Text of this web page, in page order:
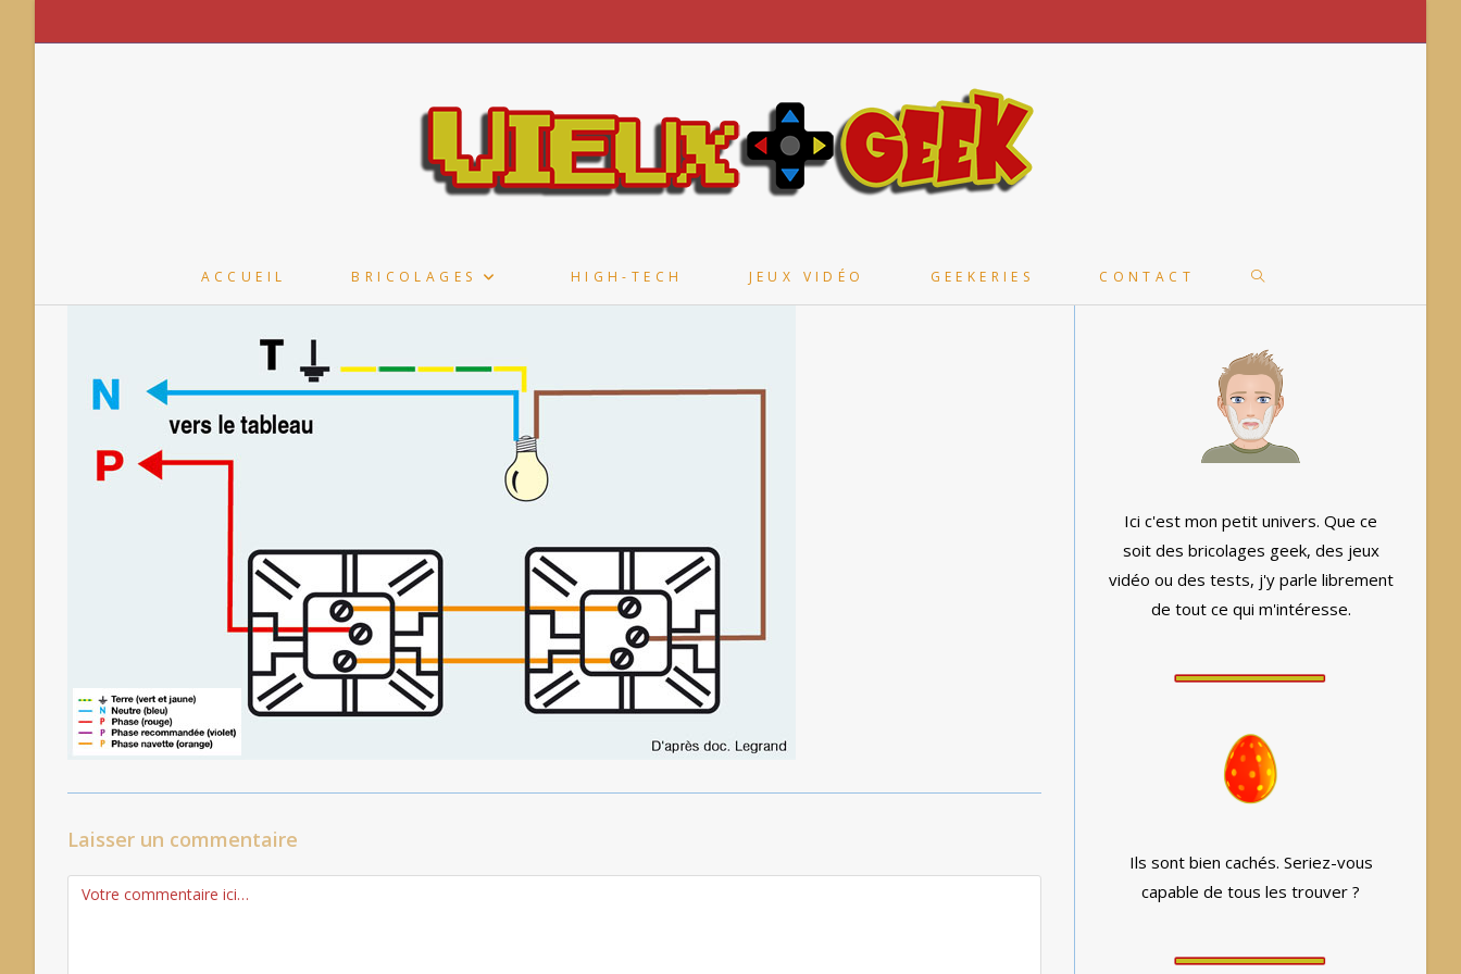
ACCUEIL BRICOLAGES HIGH-TECH JEUX VIDÉO GEEKERIES CONTACT TOGGLE
SEARCH
Laisser un commentaire
Comment
Ici c'est mon petit univers. Que ce
soit des bricolages geek, des jeux
vidéo ou des tests, j'y parle librement
de tout ce qui m'intéresse.
Ils sont bien cachés. Seriez-vous
capable de tous les trouver ?